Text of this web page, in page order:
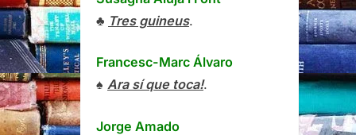
♣ Tres guineus.
Francesc-Marc Álvaro
♠ Ara sí que toca!.
Jorge Amado